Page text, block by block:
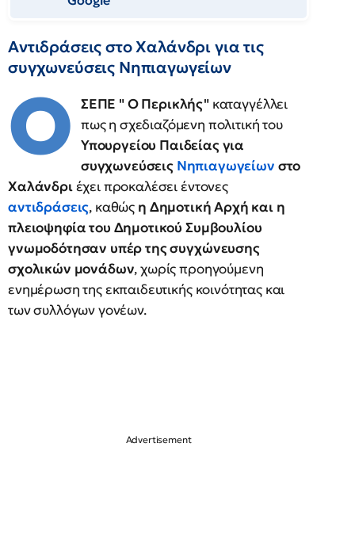
Αντιδράσεις στο Χαλάνδρι για τις
συγχωνεύσεις Νηπιαγωγείων
Ο ΣΕΠΕ " Ο Περικλής"καταγγέλλει
πως η σχεδιαζόμενη πολιτική του
Υπουργείου Παιδείας για
συγχωνεύσεις Νηπιαγωγείων στο
Χαλάνδριέχει προκαλέσει έντονες
αντιδράσεις, καθώς η Δημοτική Αρχή και η
πλειοψηφία του Δημοτικού Συμβουλίου
γνωμοδότησαν υπέρ της συγχώνευσης
σχολικών μονάδων, χωρίς προηγούμενη
ενημέρωση της εκπαιδευτικής κοινότητας και
των συλλόγων γονέων.